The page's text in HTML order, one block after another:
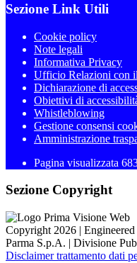
Sezione Link Utili
Cookie policy
Note legali
Informativa Privacy
Ufficio Relazioni con
Dichiarazione di
Obiettivi di
Whistleblowing
Gestione consensi
Amministrazione
Pagina visualizzata
Sezione Copyright
Copyright 2026 |
Parma S.p.A. | Divisione
Disclaimer trattamento dati